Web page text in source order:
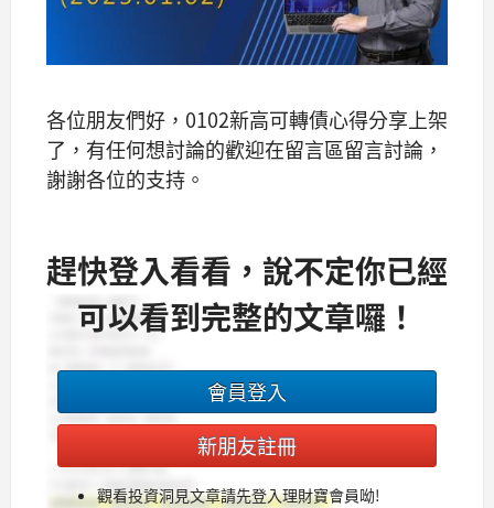
各位朋友們好，0102新高可轉債心得分享上架
了，有任何想討論的歡迎在留言區留言討論，
謝謝各位的支持。
趕快登入看看，說不定你已經
可以看到完整的文章囉！
會員登入
新朋友註冊
觀看投資洞見文章請先登入理財寶會員呦!